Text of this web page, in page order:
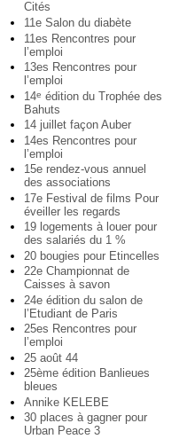
Cités
11e Salon du diabète
11es Rencontres pour
l’emploi
13es Rencontres pour
l’emploi
14e édition du Trophée des
Bahuts
14 juillet façon Auber
14es Rencontres pour
l’emploi
15e rendez-vous annuel
des associations
17e Festival de films Pour
éveiller les regards
19 logements à louer pour
des salariés du 1 %
20 bougies pour Etincelles
22e Championnat de
Caisses à savon
24e édition du salon de
l’Etudiant de Paris
25es Rencontres pour
l’emploi
25 août 44
25ème édition Banlieues
bleues
Annike KELEBE
30 places à gagner pour
Urban Peace 3